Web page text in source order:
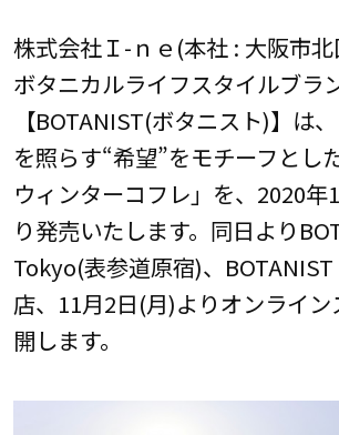
株式会社Ｉ-ｎｅ(本社 : 大阪市
ボタニカルライフスタイルブラ
【BOTANIST(ボタニスト)】は
を照らす“希望”をモチーフとし
ウィンターコフレ」を、2020年
り発売いたします。同日より
Tokyo(表参道原宿)、
店、11月2日(月)よりオンライ
開します。